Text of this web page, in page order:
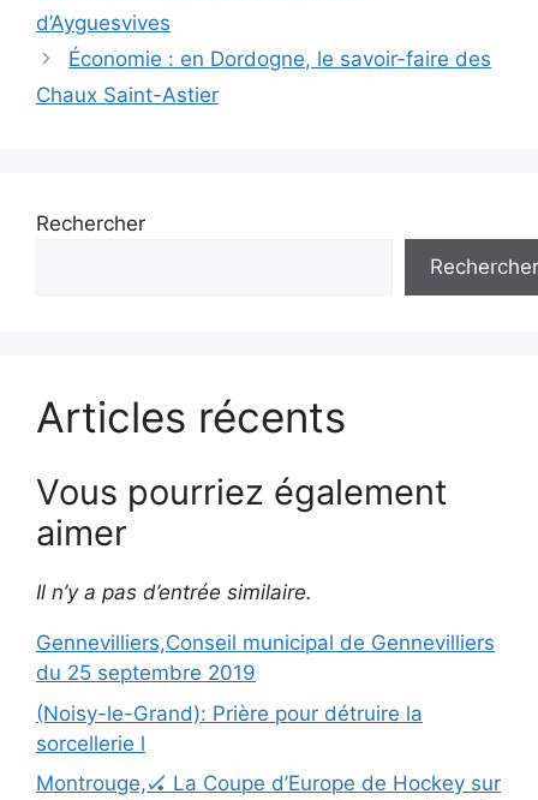
d’Ayguesvives
Économie : en Dordogne, le savoir-faire des
Chaux Saint-Astier
Rechercher
Rechercher
Articles récents
Vous pourriez également
aimer
Il n’y a pas d’entrée similaire.
Gennevilliers,Conseil municipal de Gennevilliers
du 25 septembre 2019
(Noisy-le-Grand): Prière pour détruire la
sorcellerie l
Montrouge,🏑 La Coupe d’Europe de Hockey sur